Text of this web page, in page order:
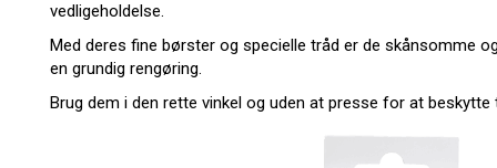
vedligeholdelse.
Med deres fine børster og specielle tråd er de skånsomme
en grundig rengøring.
Brug dem i den rette vinkel og uden at presse for at beskytte